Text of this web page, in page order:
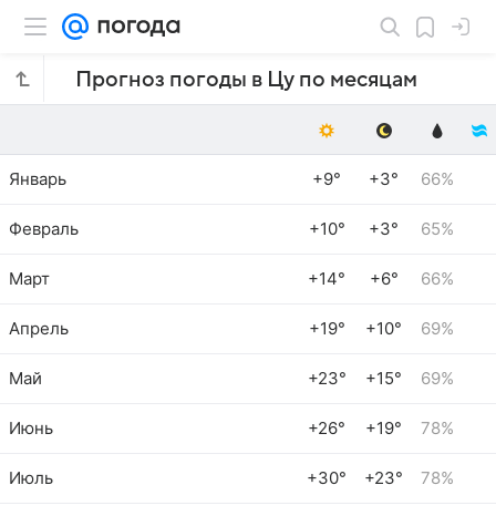
Прогноз погоды в Цу по месяцам
Январь +9° +3° 66%
Февраль +10° +3° 65%
Март +14° +6° 66%
Апрель +19° +10° 69%
Май +23° +15° 69%
Июнь +26° +19° 78%
Июль +30° +23° 78%